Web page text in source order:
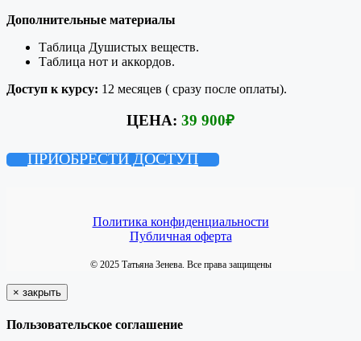
Дополнительные материалы
Таблица Душистых веществ.
Таблица нот и аккордов.
Доступ к курсу: 12 месяцев ( сразу после оплаты).
ЦЕНА: 39 900₽
ПРИОБРЕСТИ ДОСТУП
Политика конфиденциальности
Публичная оферта
© 2025 Татьяна Зенева. Все права защищены
× закрыть
Пользовательское соглашение